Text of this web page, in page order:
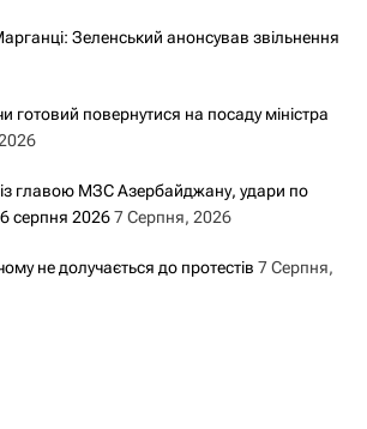
Зеленський анонсував звільнення
готовий повернутися на посаду міністра
із главою МЗС Азербайджану, удари по
6 серпня 20267 Серпня, 2026
не долучається до протестів 7 Серпня,